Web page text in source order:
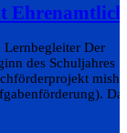
Lernbegleiter Der
des Schuljahres
misha